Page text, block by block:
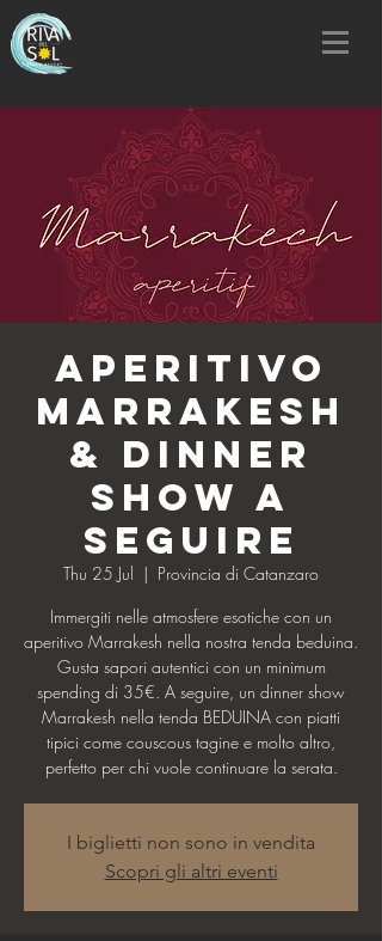
Aperitivo
Marrakesh
& Dinner
Show a
seguire
Thu 25 Jul
  |
Provincia di Catanzaro
Immergiti nelle atmosfere esotiche con un
aperitivo Marrakesh nella nostra tenda beduina.
Gusta sapori autentici con un minimum
spending di 35€. A seguire, un dinner show
Marrakesh nella tenda BEDUINA con piatti
tipici come couscous tagine e molto altro,
perfetto per chi vuole continuare la serata.
I biglietti non sono in vendita
Scopri gli altri eventi